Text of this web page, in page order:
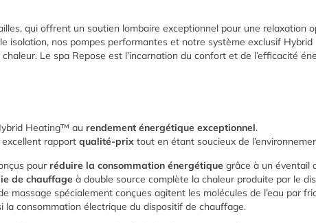
qui offrent un soutien lombaire exceptionnel pour une relaxation
isolation, nos pompes performantes et notre système exclusif
Le spa Repose est l’incarnation du confort et de l’efficacité
Heating™ au rendement énergétique exceptionnel.
rapport qualité-prix tout en étant soucieux de
pour réduire la consommation énergétique grâce à un éventail
de chauffage à double source complète la chaleur produite par le
massage spécialement conçues agitent les molécules de l’eau par
la consommation électrique du dispositif de chauffage.